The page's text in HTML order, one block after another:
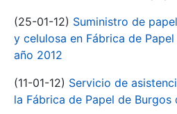
(25-01-12) Suministro de
y celulosa en Fábrica de
año 2012
(11-01-12) Servicio de
la Fábrica de Papel de Burgos